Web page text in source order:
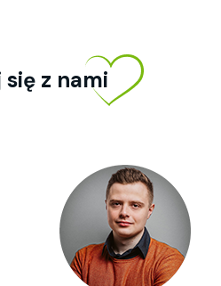
z nami